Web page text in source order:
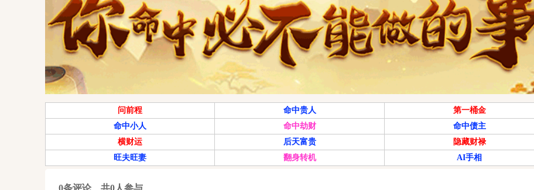
问前程 命中贵人
第一桶金
命中小人
命中劫财
命中债主
横财运
后天富贵
隐藏财禄
旺夫旺妻
翻身转机 AI手相